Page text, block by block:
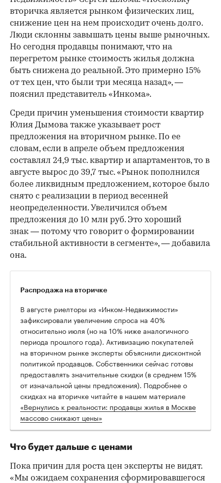
вторичка является рынком физических лиц,
снижение цен на нем происходит очень долго.
Люди склонны завышать цены выше рыночных.
Но сегодня продавцы понимают, что на
перегретом рынке стоимость жилья должна
быть снижена до реальной. Это примерно 15%
от тех цен, что были три месяца назад», —
пояснил представитель «Инкома».
Среди причин уменьшения стоимости квартир
Юлия Дымова также указывает рост
предложения на вторичном рынке. По ее
словам, если в апреле объем предложения
составлял 24,9 тыс. квартир и апартаментов, то в
августе вырос до 39,7 тыс. «Рынок пополнился
более ликвидным предложением, которое было
снято с реализации в период весенней
неопределенности. Увеличился объем
предложения до 10 млн руб. Это хороший
знак — потому что говорит о формировании
стабильной активности в сегменте», — добавила
она.
Распродажа на вторичке
В августе риелторы из «Инком-Недвижимости»
зафиксировали увеличение спроса на 40%
относительно июля (но на 10% ниже аналогичного
периода прошлого года). Активизацию покупателей
на вторичном рынке эксперты объяснили дисконтной
политикой продавцов. Собственники сейчас готовы
предоставлять значительные скидки (в среднем 15%
от изначальной цены предложения). Подробнее о
скидках на вторичке читайте в нашем материале
«Вернулись к реальности: продавцы жилья в Москве
массово снижают цены»
Что будет дальше с ценами
Пока причин для роста цен эксперты не видят.
«Мы ожидаем сохранения сформировавшегося